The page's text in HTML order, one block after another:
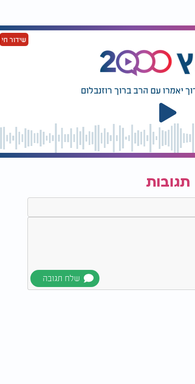
בטן ניתן למצוא בעשרות תרבויות ברחבי העולם.
דלקתיות ומרגיעות שיכולות לסייע בשיפור
יכולים לקדם את בריאות המעיים, ולספק תחושת
שידור חי
יאמרו עם הרב ברוך רוזנבלום
תגובות